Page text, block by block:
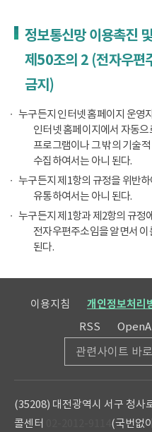
정보통신망 이용촉진
제50조의 2 (전자우편
금지)
누구든지 인터넷 홈페이지 운영
인터넷 홈페이지에서 자동
프로그램이나 그 밖의 기술
수집하여서는 아니 된다.
누구든지 제1항의 규정을 위반
유통하여서는 아니 된다.
누구든지 제1항과 제2항의 규정
전자우편주소임을 알면서
된다.
이용지침 개인정보처리
RSS
관련사이트 바
(35208) 대전광역시 서구 청사
콜센터
(국번없이